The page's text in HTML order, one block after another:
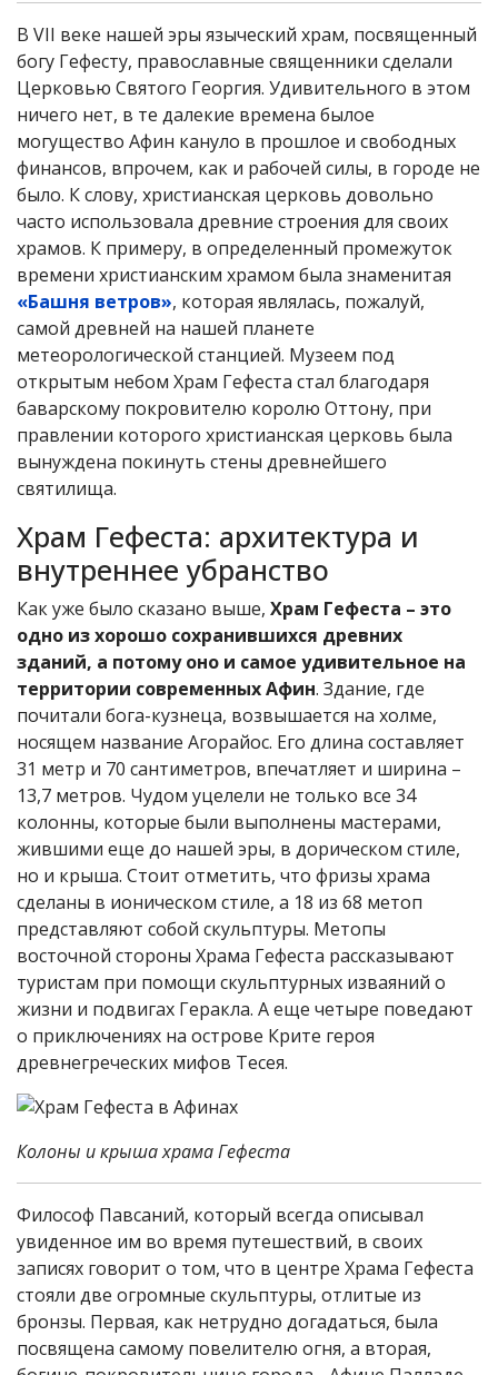
В VII веке нашей эры языческий храм, посвященный
богу Гефесту, православные священники сделали
Церковью Святого Георгия. Удивительного в этом
ничего нет, в те далекие времена былое
могущество Афин кануло в прошлое и свободных
финансов, впрочем, как и рабочей силы, в городе не
было. К слову, христианская церковь довольно
часто использовала древние строения для своих
храмов. К примеру, в определенный промежуток
времени христианским храмом была знаменитая
«Башня ветров», которая являлась, пожалуй,
самой древней на нашей планете
метеорологической станцией. Музеем под
открытым небом Храм Гефеста стал благодаря
баварскому покровителю королю Оттону, при
правлении которого христианская церковь была
вынуждена покинуть стены древнейшего
святилища.
Храм Гефеста: архитектура и
внутреннее убранство
Как уже было сказано выше, Храм Гефеста – это
одно из хорошо сохранившихся древних
зданий, а потому оно и самое удивительное на
территории современных Афин. Здание, где
почитали бога-кузнеца, возвышается на холме,
носящем название Агорайос. Его длина составляет
31 метр и 70 сантиметров, впечатляет и ширина –
13,7 метров. Чудом уцелели не только все 34
колонны, которые были выполнены мастерами,
жившими еще до нашей эры, в дорическом стиле,
но и крыша. Стоит отметить, что фризы храма
сделаны в ионическом стиле, а 18 из 68 метоп
представляют собой скульптуры. Метопы
восточной стороны Храма Гефеста рассказывают
туристам при помощи скульптурных изваяний о
жизни и подвигах Геракла. А еще четыре поведают
о приключениях на острове Крите героя
древнегреческих мифов Тесея.
Колоны и крыша храма Гефеста
Философ Павсаний, который всегда описывал
увиденное им во время путешествий, в своих
записях говорит о том, что в центре Храма Гефеста
стояли две огромные скульптуры, отлитые из
бронзы. Первая, как нетрудно догадаться, была
посвящена самому повелителю огня, а вторая,